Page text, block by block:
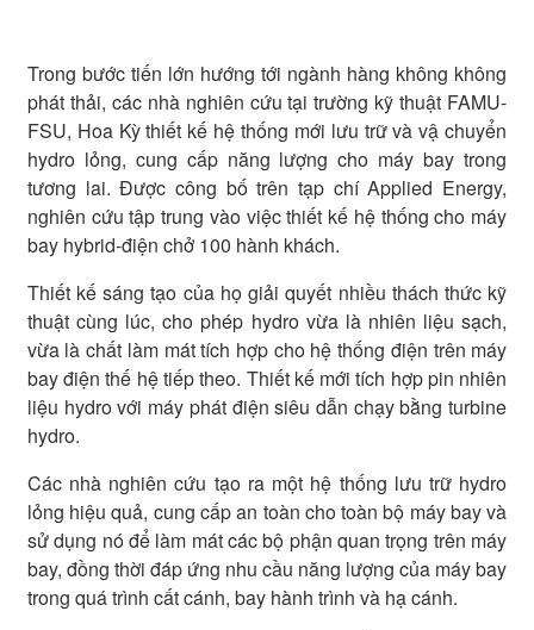
Trong bước tiến lớn hướng tới ngành hàng không không
phát thải, các nhà nghiên cứu tại trường kỹ thuật FAMU-
FSU, Hoa Kỳ thiết kế hệ thống mới lưu trữ và vậ chuyển
hydro lỏng, cung cấp năng lượng cho máy bay trong
tương lai. Được công bố trên tạp chí Applied Energy,
nghiên cứu tập trung vào việc thiết kế hệ thống cho máy
bay hybrid-điện chở 100 hành khách.
Thiết kế sáng tạo của họ giải quyết nhiều thách thức kỹ
thuật cùng lúc, cho phép hydro vừa là nhiên liệu sạch,
vừa là chất làm mát tích hợp cho hệ thống điện trên máy
bay điện thế hệ tiếp theo. Thiết kế mới tích hợp pin nhiên
liệu hydro với máy phát điện siêu dẫn chạy bằng turbine
hydro.
Các nhà nghiên cứu tạo ra một hệ thống lưu trữ hydro
lỏng hiệu quả, cung cấp an toàn cho toàn bộ máy bay và
sử dụng nó để làm mát các bộ phận quan trọng trên máy
bay, đồng thời đáp ứng nhu cầu năng lượng của máy bay
trong quá trình cất cánh, bay hành trình và hạ cánh.